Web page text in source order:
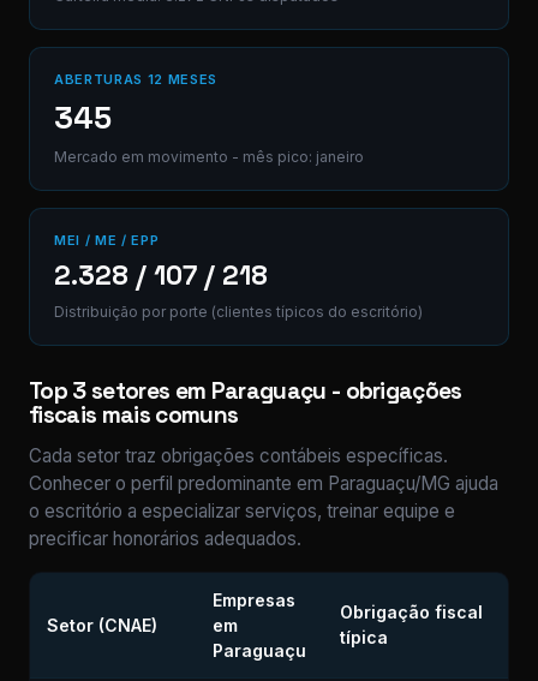
ABERTURAS 12 MESES
345
Mercado em movimento - mês pico: janeiro
MEI / ME / EPP
2.328 / 107 / 218
Distribuição por porte (clientes típicos do escritório)
Top 3 setores em Paraguaçu - obrigações
fiscais mais comuns
Cada setor traz obrigações contábeis específicas.
Conhecer o perfil predominante em Paraguaçu/MG ajuda
o escritório a especializar serviços, treinar equipe e
precificar honorários adequados.
Setor (CNAE)
Empresas
em
Paraguaçu
Obrigação fiscal
típica